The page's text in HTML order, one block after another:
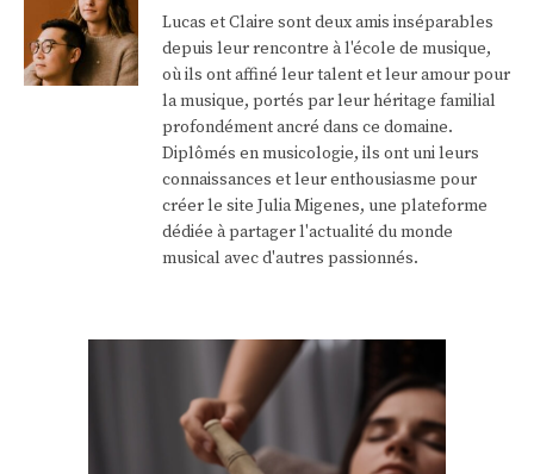
Lucas et Claire sont deux amis inséparables
depuis leur rencontre à l'école de musique,
où ils ont affiné leur talent et leur amour pour
la musique, portés par leur héritage familial
profondément ancré dans ce domaine.
Diplômés en musicologie, ils ont uni leurs
connaissances et leur enthousiasme pour
créer le site Julia Migenes, une plateforme
dédiée à partager l'actualité du monde
musical avec d'autres passionnés.